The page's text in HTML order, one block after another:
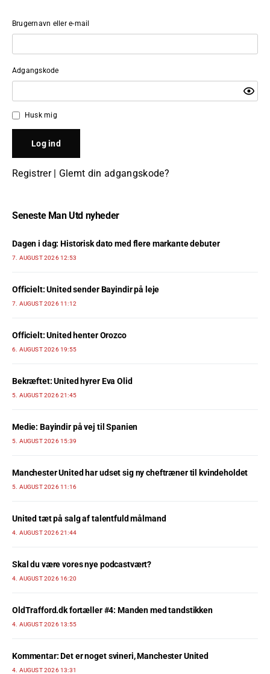
Brugernavn eller e-mail
Adgangskode
Husk mig
Registrer| Glemt din adgangskode?
Seneste Man Utd nyheder
Dagen i dag: Historisk dato med flere markante debuter
7. AUGUST 2026 12:53
Officielt: United sender Bayindir på leje
7. AUGUST 2026 11:12
Officielt: United henter Orozco
6. AUGUST 2026 19:55
Bekræftet: United hyrer Eva Olid
5. AUGUST 2026 21:45
Medie: Bayindir på vej til Spanien
5. AUGUST 2026 15:39
Manchester United har udset sig ny cheftræner til kvindeholdet
5. AUGUST 2026 11:16
United tæt på salg af talentfuld målmand
4. AUGUST 2026 21:44
Skal du være vores nye podcastvært?
4. AUGUST 2026 16:20
OldTrafford.dk fortæller #4: Manden med tandstikken
4. AUGUST 2026 13:55
Kommentar: Det er noget svineri, Manchester United
4. AUGUST 2026 13:31